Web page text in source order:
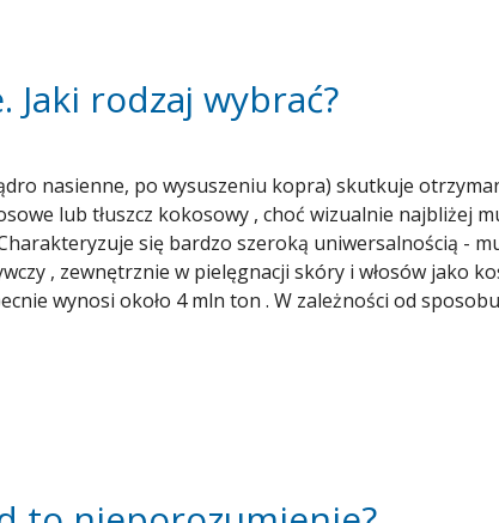
Jaki rodzaj wybrać?
nasienne, po wysuszeniu kopra) skutkuje
lub tłuszcz kokosowy , choć wizualnie najbliżej
się bardzo szeroką uniwersalnością -
, zewnętrznie w pielęgnacji skóry i włosów jako
wynosi około 4 mln ton . W zależności od